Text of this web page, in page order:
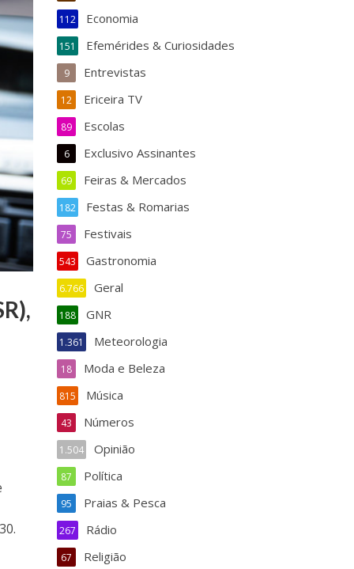
Economia
112
Efemérides & Curiosidades
151
Entrevistas
9
Ericeira TV
12
Escolas
89
Exclusivo Assinantes
6
Feiras & Mercados
69
Festas & Romarias
182
Festivais
75
Gastronomia
543
Geral
6.766
GNR
188
Meteorologia
1.361
Moda e Beleza
18
Música
815
Números
43
Opinião
1.504
Política
87
Praias & Pesca
95
Rádio
267
Religião
67